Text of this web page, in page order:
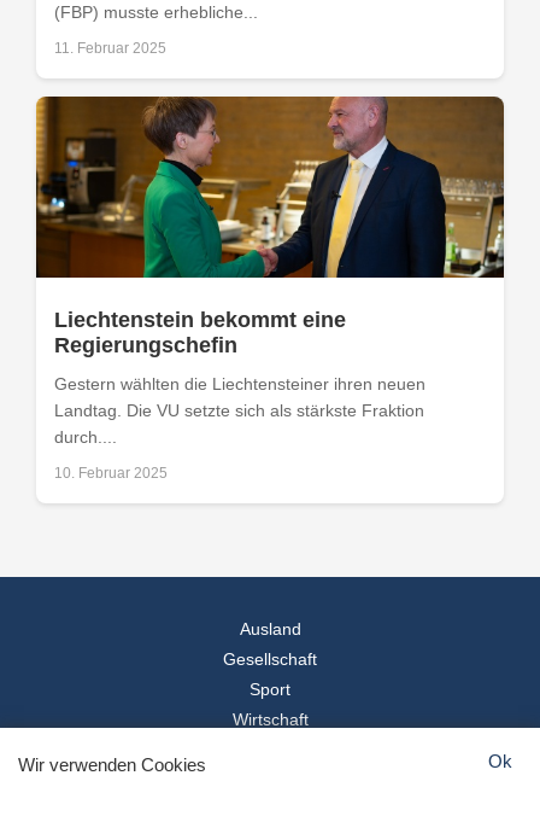
(FBP) musste erhebliche...
11. Februar 2025
Liechtenstein bekommt eine
Regierungschefin
Gestern wählten die Liechtensteiner ihren neuen
Landtag. Die VU setzte sich als stärkste Fraktion
durch....
10. Februar 2025
Ausland
Gesellschaft
Sport
Wirtschaft
© 2026Landesspiegel
Wir verwenden Cookies Ok